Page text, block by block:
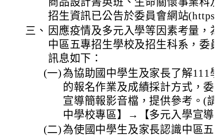
招生資訊已公告於委員會網站
三、 因應疫情及多元入學等因素考量，
中區五專招生學校及招生科系，委
訊息如下：
(一)為協助國中學生及家長了解111
的報名作業及成績採計方式，委
宣導簡報影音檔，提供參考。(
中學校專區】→【多元入學宣導
(二)為使國中學生及家長認識中區五